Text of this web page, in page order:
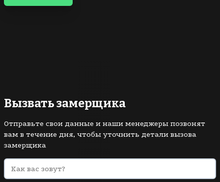
Вызвать замерщика
Отправьте свои данные и наши менеджеры позвонят
вам в течение дня, чтобы уточнить детали вызова
замерщика